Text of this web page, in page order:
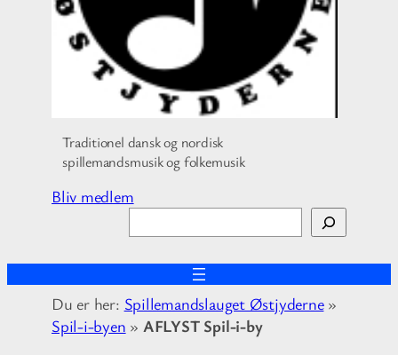
Traditionel dansk og nordisk
spillemandsmusik og folkemusik
Bliv medlem
ø
g
Du er her: Spillemandslauget Østjyderne»
Spil-i-byen » AFLYST Spil-i-by